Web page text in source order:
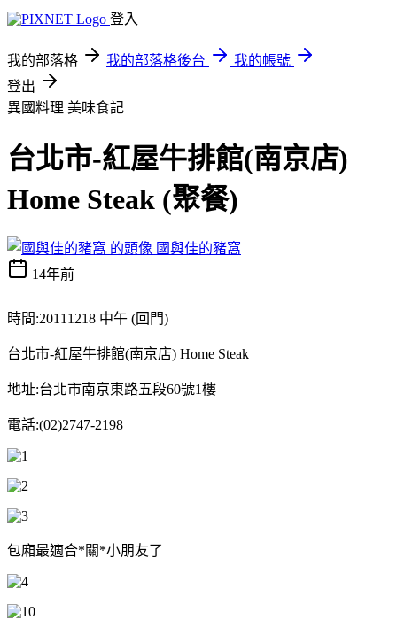
登入
我的部落格 我的部落格後台
我的帳號
登出
異國料理 美味食記
台北市-紅屋牛排館(南京店)
Home Steak (聚餐)
國與佳的豬窩
14年前
時間:20111218 中午 (回門)
台北市-紅屋牛排館(南京店) Home Steak
地址:台北市南京東路五段60號1樓
電話:(02)2747-2198
包廂最適合*關*小朋友了